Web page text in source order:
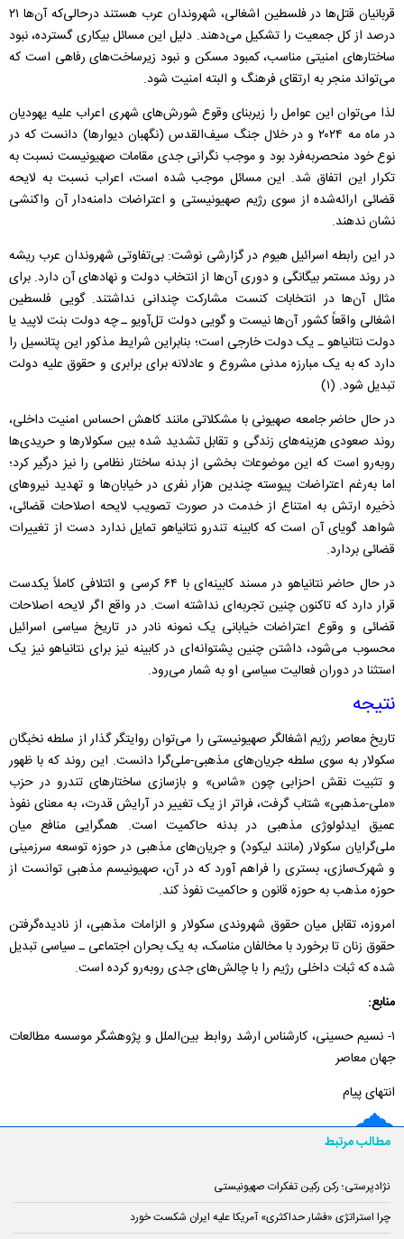
قربانیان قتل‌ها در فلسطین اشغالی، شهروندان عرب هستند درحالی‌که آن‌ها ۲۱
درصد از کل جمعیت را تشکیل می‌دهند. دلیل این مسائل بیکاری گسترده، نبود
ساختارهای امنیتی مناسب، کمبود مسکن و نبود زیرساخت‌های رفاهی است که
می‌تواند منجر به ارتقای فرهنگ و البته امنیت شود.
لذا می‌توان این عوامل را زیربنای وقوع شورش‌های شهری اعراب علیه یهودیان
در ماه مه ۲۰۲۴ و در خلال جنگ سیف‌القدس (نگهبان دیوارها) دانست که در
نوع خود منحصربه‌فرد بود و موجب نگرانی جدی مقامات صهیونیست‌ نسبت به
تکرار این اتفاق شد. این مسائل موجب شده است، اعراب نسبت به لایحه
قضائی ارائه‌شده از سوی رژیم صهیونیستی و اعتراضات دامنه‌دار آن واکنشی
نشان ندهند.
در این رابطه اسرائیل هیوم در گزارشی نوشت: بی‌تفاوتی شهروندان عرب ریشه
در روند مستمر بیگانگی و دوری آن‌ها از انتخاب دولت و نهادهای آن دارد. برای
مثال آن‌ها در انتخابات کنست مشارکت چندانی نداشتند. گویی فلسطین
اشغالی واقعاً کشور آن‌ها نیست و گویی دولت تل‌آویو ـ چه دولت بنت لاپید یا
دولت نتانیاهو ـ یک دولت خارجی است؛ بنابراین شرایط مذکور این پتانسیل را
دارد که به یک مبارزه مدنی مشروع و عادلانه برای برابری و حقوق علیه دولت
تبدیل شود. (۱)
در حال حاضر جامعه صهیونی با مشکلاتی مانند کاهش احساس امنیت داخلی،
روند صعودی هزینه‌های زندگی و تقابل تشدید شده بین سکولارها و حریدی‌ها
روبه‌رو است که این موضوعات بخشی از بدنه ساختار نظامی را نیز درگیر کرد؛
اما به‌رغم اعتراضات پیوسته چندین هزار نفری در خیابان‌ها و تهدید نیروهای
ذخیره ارتش به امتناع از خدمت در صورت تصویب لایحه اصلاحات قضائی،
شواهد گویای آن است که کابینه تندرو نتانیاهو تمایل ندارد دست از تغییرات
قضائی بردارد.
در حال حاضر نتانیاهو در مسند کابینه‌ای با ۶۴ کرسی و ائتلافی کاملاً یکدست
قرار دارد که تاکنون چنین تجربه‌ای نداشته است. در واقع اگر لایحه اصلاحات
قضائی و وقوع اعتراضات خیابانی یک نمونه نادر در تاریخ سیاسی اسرائیل
محسوب می‌شود، داشتن چنین پشتوانه‌ای در کابینه نیز برای نتانیاهو نیز یک
استثنا در دوران فعالیت سیاسی او به شمار می‌رود.
نتیجه
تاریخ معاصر رژیم اشغالگر صهیونیستی را می‌توان روایتگر گذار از سلطه نخبگان
سکولار به سوی سلطه جریان‌های مذهبی-ملی‌گرا دانست. این روند که با ظهور
و تثبیت نقش احزابی چون «شاس» و بازسازی ساختارهای تندرو در حزب
«ملی-مذهبی» شتاب گرفت، فراتر از یک تغییر در آرایش قدرت، به معنای نفوذ
عمیق ایدئولوژی مذهبی در بدنه حاکمیت است. همگرایی منافع میان
ملی‌گرایان سکولار (مانند لیکود) و جریان‌های مذهبی در حوزه توسعه سرزمینی
و شهرک‌سازی، بستری را فراهم آورد که در آن، صهیونیسم مذهبی توانست از
حوزه‌ مذهب به حوزه‌ قانون و حاکمیت نفوذ کند.
امروزه، تقابل میان حقوق شهروندی سکولار و الزامات مذهبی، از نادیده‌گرفتن
حقوق زنان تا برخورد با مخالفان مناسک، به یک بحران اجتماعی ـ سیاسی تبدیل
شده که ثبات داخلی رژیم را با چالش‌های جدی روبه‌رو کرده است.
منابع:
۱- نسیم حسینی، کارشناس ارشد روابط بین‌الملل و پژوهشگر موسسه مطالعات
جهان معاصر
انتهای پیام
مطالب مرتبط
نژادپرستی؛ رکن رکین تفکرات صهیونیستی
چرا استراتژی «فشار حداکثری» آمریکا علیه ایران شکست خورد